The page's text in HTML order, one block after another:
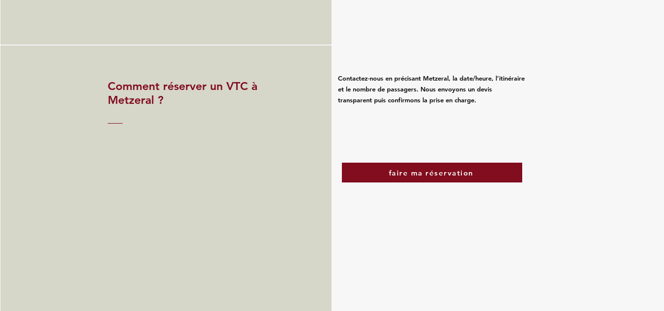
Comment réserver un VTC à
Metzeral ?
Contactez‑nous en précisant Metzeral, la date/heure, l’itinéraire
et le nombre de passagers. Nous envoyons un devis
transparent puis confirmons la prise en charge.
faire ma réservation